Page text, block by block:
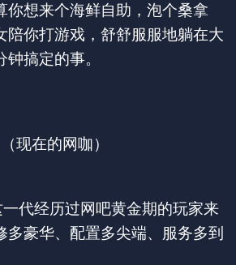
你想来个海鲜自助，泡个桑拿
陪你打游戏，舒舒服服地躺在大
搞定的事。
（现在的网咖）
代经历过网吧黄金期的玩家来
多豪华、配置多尖端、服务多到